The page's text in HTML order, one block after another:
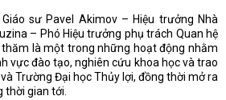
sư Pavel Akimov – Hiệu trưởng Nhà
– Phó Hiệu trưởng phụ trách Quan hệ
thăm là một trong những hoạt động nhằm
vực đào tạo, nghiên cứu khoa học và trao
Trường Đại học Thủy lợi, đồng thời mở ra
thời gian tới.